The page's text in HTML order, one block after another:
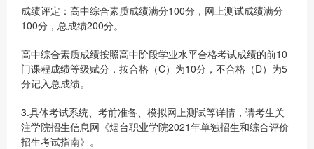
成绩评定：高中综合素质成绩满分100分，网上测试成绩满分
100分，总成绩200分。
高中综合素质成绩按照高中阶段学业水平合格考试成绩的前10
门课程成绩等级赋分，按合格（C）为10分，不合格（D）为5
分记入总成绩。
3.具体考试系统、考前准备、模拟网上测试等详情，请考生关
注学院招生信息网《烟台职业学院2021年单独招生和综合评价
招生考试指南》。